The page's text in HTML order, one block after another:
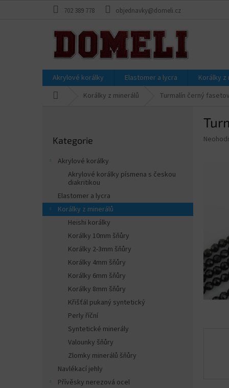
702 389 778 objednavky@domeli.cz
Akrylové korálky Elastomer a lycra Korálky z
Korálky z minerálů Turmalín černý
í
p
kategorie
Kategorie
Akrylové korálky
Akrylové korálky písmena s českou
diakritikou
Elastomer a lycra
Korálky z minerálů
Heishi korálky
Korálky 10mm šňůry
Korálky 2-3mm šňůry
Korálky 4mm šňůry
Korálky 6mm šňůry
Korálky 8mm šňůry
Křišťál pukaný syntetický
Perly říční
Syntetické minerály
Valounky šňůry
Zlomky minerálů šňůry
Navlékací jehly
Přívěsky nerezová ocel